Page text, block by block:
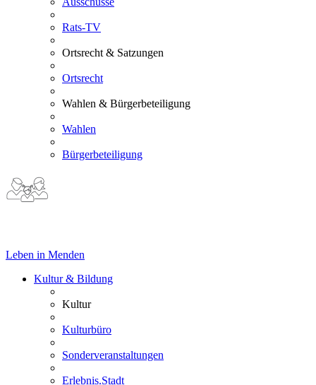
Rats-TV
Ortsrecht & Satzungen
Ortsrecht
Wahlen & Bürgerbeteiligung
Wahlen
Bürgerbeteiligung
Leben in Menden
Kultur & Bildung
Kultur
Kulturbüro
Sonderveranstaltungen
Erlebnis.Stadt